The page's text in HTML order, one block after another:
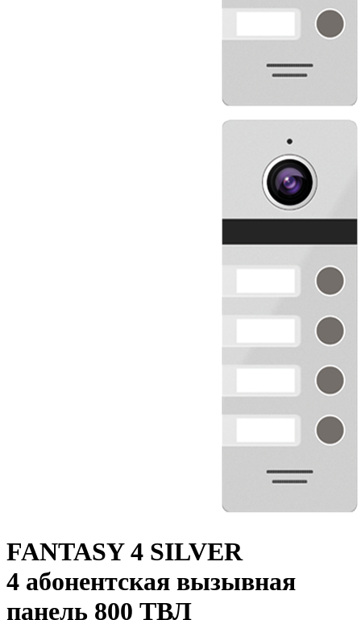
FANTASY 4 SILVER
4 абонентская вызывная
панель 800 ТВЛ